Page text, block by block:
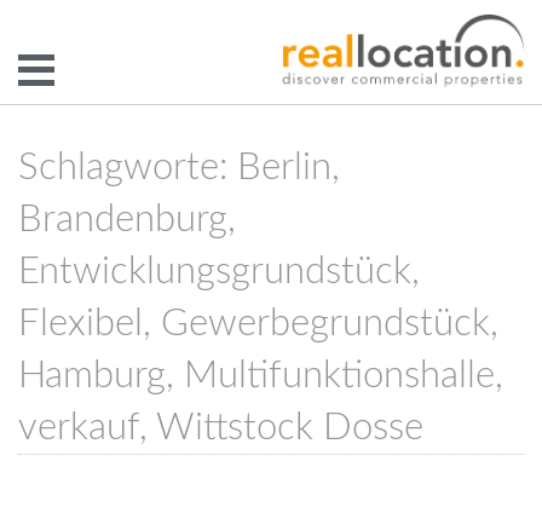
Schlagworte: Berlin,
Brandenburg,
Entwicklungsgrundstück,
Flexibel, Gewerbegrundstück,
Hamburg, Multifunktionshalle,
verkauf, Wittstock Dosse